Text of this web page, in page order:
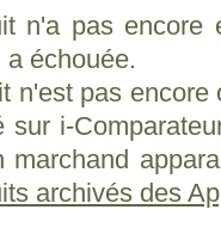
n'a pas
a échouée.
n'est pas
sur i-
marchand
archivés des